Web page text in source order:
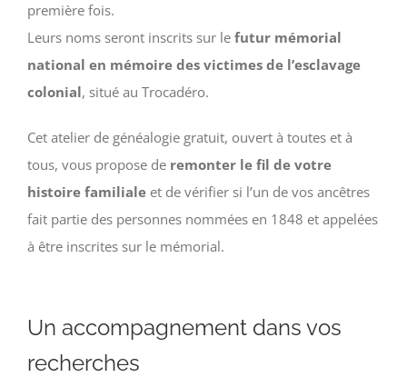
première fois.
Leurs noms seront inscrits sur le futur mémorial
national en mémoire des victimes de l’esclavage
colonial, situé au Trocadéro.
Cet atelier de généalogie gratuit, ouvert à toutes et à
tous, vous propose de remonter le fil de votre
histoire familialeet de vérifier si l’un de vos ancêtres
fait partie des personnes nommées en 1848 et appelées
à être inscrites sur le mémorial.
Un accompagnement dans vos
recherches